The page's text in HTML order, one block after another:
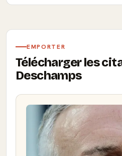
EMPORTER
Télécharger les
Deschamps